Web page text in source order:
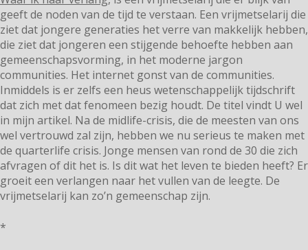
geeft de noden van de tijd te verstaan. Een vrijmetselarij die
ziet dat jongere generaties het verre van makkelijk hebben,
die ziet dat jongeren een stijgende behoefte hebben aan
gemeenschapsvorming, in het moderne jargon
communities. Het internet gonst van de communities.
Inmiddels is er zelfs een heus wetenschappelijk tijdschrift
dat zich met dat fenomeen bezig houdt. De titel vindt U wel
in mijn artikel. Na de midlife-crisis, die de meesten van ons
wel vertrouwd zal zijn, hebben we nu serieus te maken met
de quarterlife crisis. Jonge mensen van rond de 30 die zich
afvragen of dit het is. Is dit wat het leven te bieden heeft? Er
groeit een verlangen naar het vullen van de leegte. De
vrijmetselarij kan zo’n gemeenschap zijn.
*